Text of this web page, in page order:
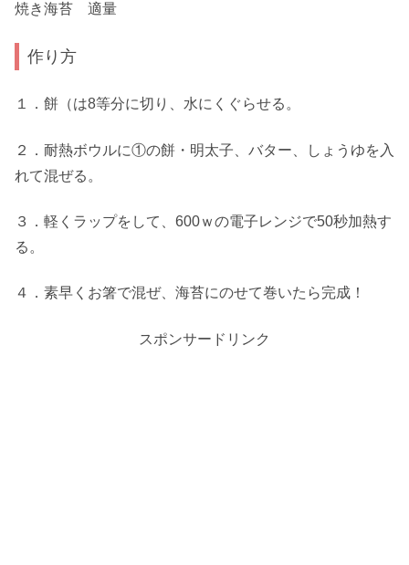
焼き海苔 適量
作り方
１．餅（は8等分に切り、水にくぐらせる。
２．耐熱ボウルに①の餅・明太子、バター、しょうゆを入
れて混ぜる。
３．軽くラップをして、600ｗの電子レンジで50秒加熱す
る。
４．素早くお箸で混ぜ、海苔にのせて巻いたら完成！
スポンサードリンク